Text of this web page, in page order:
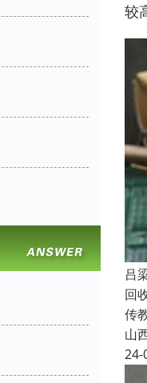
较
吕
回
传
山
24-